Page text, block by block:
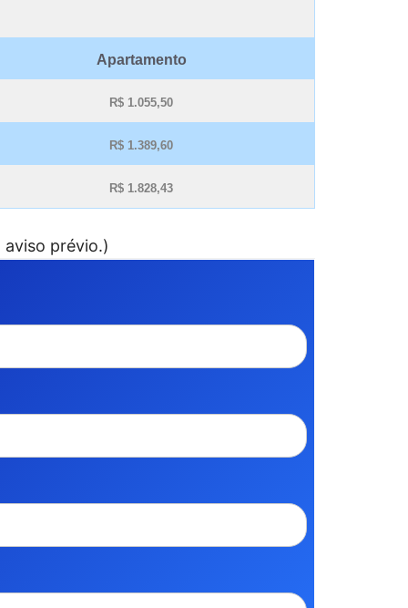
Apartamento
R$ 1.055,50
R$ 1.389,60
R$ 1.828,43
aviso prévio.)